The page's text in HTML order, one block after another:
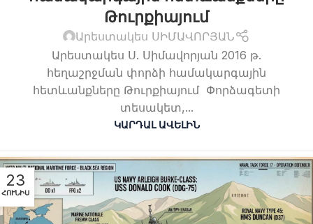
Թուրքիայում
Արեստակես ՍԻՄԱՎՈՐՅԱՆ
Արեստակես Ս. Սիմավորյան 2016 թ.
հեղաշրջման փորձի համակարգային
հետևանքները Թուրքիայում Փորձագետի
տեսակետ,...
ԿԱՐԴԱԼ ԱՎԵԼԻՆ
23
ՀՈՒՆԻՍ